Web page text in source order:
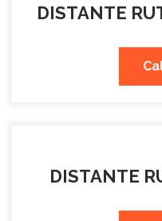
DISTANTE
DISTANTE